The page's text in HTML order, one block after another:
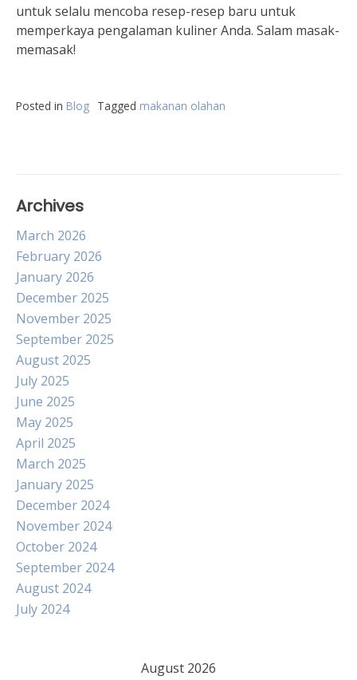
untuk selalu mencoba resep-resep baru untuk
memperkaya pengalaman kuliner Anda. Salam masak-
memasak!
Posted in Blog Tagged makanan olahan
Archives
March 2026
February 2026
January 2026
December 2025
November 2025
September 2025
August 2025
July 2025
June 2025
May 2025
April 2025
March 2025
January 2025
December 2024
November 2024
October 2024
September 2024
August 2024
July 2024
August 2026